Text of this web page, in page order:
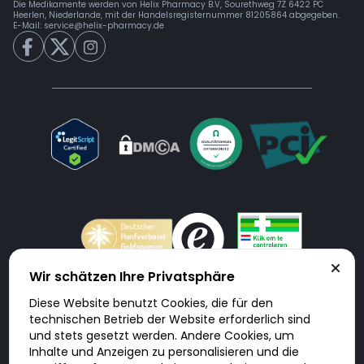
Die Medikamente werden von Helix Pharmacy B.V, Sourethweg 7Z 6422 PC
Heerlen, Niederlande, mit der Handelsregisternummer 81205864 abgegeben.
E-Mail: service@helix-pharmacy.de
Doktorabc.com ist eine Vermittlungsplattform. Doktorabc ist ausdrücklich
keine Internetapotheke. Doktorabc bietet keine Medikamente oder
sonstige Produkte an oder liefert diese. Jegliche Informationen zu
Produkten, Medikamenten und Preisen auf der Internetseite beinhalten
kein Angebot von Doktorabc an Sie. Für die Einhaltung der in Ihrem Land
geltenden Gesetze und sonstigen Rechtsvorschriften sind Sie als Nutzer
Wir schätzen Ihre Privatsphäre
Diese Website benutzt Cookies, die für den
technischen Betrieb der Website erforderlich sind
und stets gesetzt werden. Andere Cookies, um
Inhalte und Anzeigen zu personalisieren und die